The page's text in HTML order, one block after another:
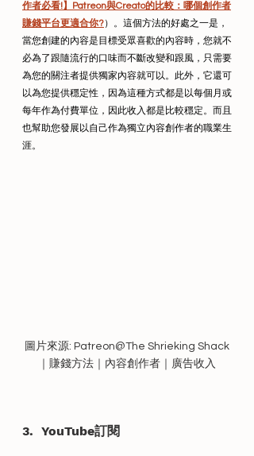
作者必看!】Patreon與Creato的比較：哪個創作者
賺錢平台更適合你?）。這個方法的好處之一是，
當您創建的內容是目標受眾喜歡的內容時，您就不
必為了跟隨流行的口味而不斷改變和跟風，只需要
為您的關注者提供獨家內容就可以。此外，它還可
以為您提供穩定性，因為這種方式都是以每個月或
每年作為付費單位，因此收入都是比較穩定。而且
也幫助您發展以自己作為獨立內容創作者的職業生
涯。
圖片來源: Patreon@The Shrieking Shack
｜賺錢方法｜內容創作者｜廣告收入
3.  YouTube訂閱